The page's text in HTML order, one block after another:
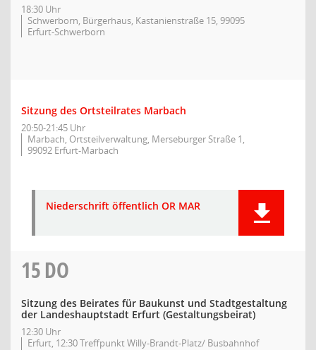
18:30 Uhr
Schwerborn, Bürgerhaus, Kastanienstraße 15, 99095
Erfurt-Schwerborn
Sitzung des Ortsteilrates Marbach
20:50-21:45 Uhr
Marbach, Ortsteilverwaltung, Merseburger Straße 1,
99092 Erfurt-Marbach
Niederschrift öffentlich OR MAR
15DO
Sitzung des Beirates für Baukunst und Stadtgestaltung
der Landeshauptstadt Erfurt (Gestaltungsbeirat)
12:30 Uhr
Erfurt, 12:30 Treffpunkt Willy-Brandt-Platz/ Busbahnhof